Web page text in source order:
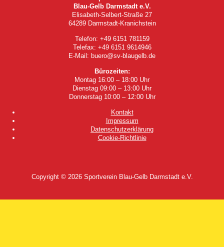
Blau-Gelb Darmstadt e.V.
Elisabeth-Selbert-Straße 27
64289 Darmstadt-Kranichstein
Telefon: +49 6151 781159
Telefax: +49 6151 9614946
E-Mail: buero@sv-blaugelb.de
Bürozeiten:
Montag 16:00 – 18:00 Uhr
Dienstag 09:00 – 13:00 Uhr
Donnerstag 10:00 – 12:00 Uhr
Kontakt
Impressum
Datenschutzerklärung
Cookie-Richtlinie
Copyright © 2026 Sportverein Blau-Gelb Darmstadt e.V.